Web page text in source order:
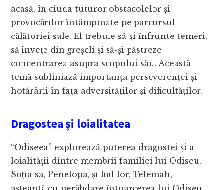
acasă, în ciuda tuturor obstacolelor și
provocărilor întâmpinate pe parcursul
călătoriei sale. El trebuie să-și înfrunte temeri,
să învețe din greșeli și să-și păstreze
concentrarea asupra scopului său. Această
temă subliniază importanța perseverenței și
hotărârii în fața adversităților și dificultăților.
Dragostea și loialitatea
“Odiseea” explorează puterea dragostei și a
loialității dintre membrii familiei lui Odiseu.
Soția sa, Penelopa, și fiul lor, Telemah,